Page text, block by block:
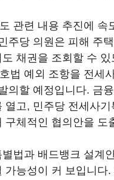
관련 내용 추진에 속
주당 의원은 피해 주
채권을 조회할 수 있
법 예외 조항을 전세
의할 예정입니다. 금
열고, 민주당 전세사
구체적인 협의안을 도
법과 배드뱅크 설계
가능성이 커 보입니다